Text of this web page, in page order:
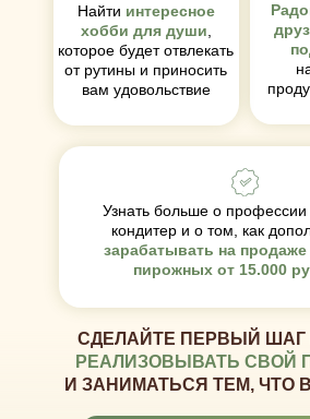
СДЕЛАЙТЕ ПЕРВЫЙ ШАГ
РЕАЛИЗОВЫВАТЬ СВОЙ
И ЗАНИМАТЬСЯ ТЕМ, ЧТО
Найти интересное
хобби для души
которое будет отвлекать
от рутины и приносить
вам удовольствие
Узнать больше о
кондитер и о том, как
зарабатывать на
пирожных от 15.000